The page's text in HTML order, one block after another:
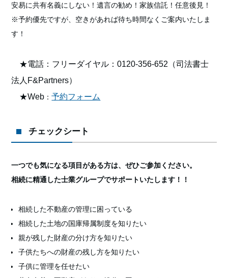
安易に共有名義にしない！遺言の勧め！家族信託！任意後見！
※予約優先ですが、空きがあれば待ち時間なくご案内いたしま
す！
★電話：フリーダイヤル：0120-356-652（司法書士
法人F&Partners）
★Web ：予約フォーム
チェックシート
一つでも気になる項目がある方は、ぜひご参加ください。
相続に精通した士業グループでサポートいたします！！
相続した不動産の管理に困っている
相続した土地の国庫帰属制度を知りたい
親が残した財産の分け方を知りたい
子供たちへの財産の残し方を知りたい
子供に管理を任せたい